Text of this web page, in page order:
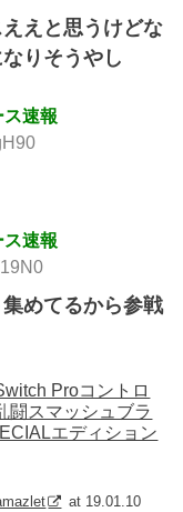
えと思うけどな
りそうやし
速報
速報
めてるから参戦
Proコントロ
闘スマッシュブラ
エディション
at 19.01.10